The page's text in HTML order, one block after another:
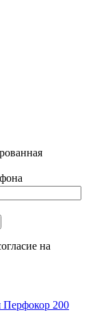
на
Перфокор 200